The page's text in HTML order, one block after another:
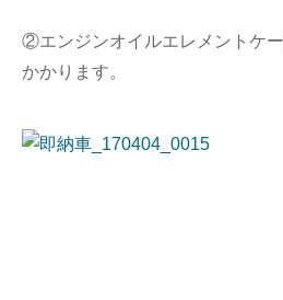
②エンジンオイルエレメントケ
かかります。